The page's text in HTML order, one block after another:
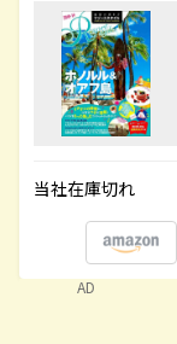
当社在庫切れ
AD